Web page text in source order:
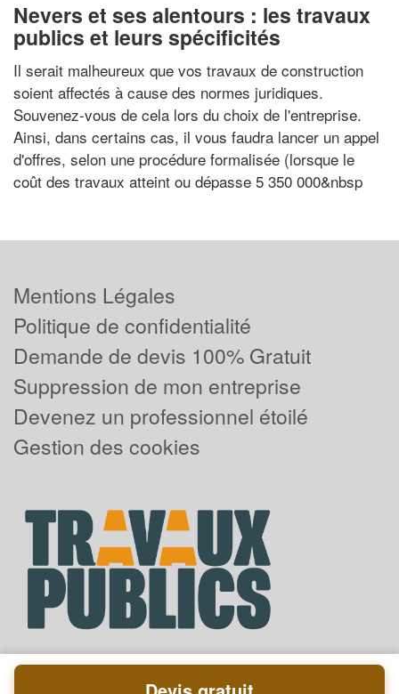
Nevers et ses alentours : les travaux
publics et leurs spécificités
Il serait malheureux que vos travaux de construction
soient affectés à cause des normes juridiques.
Souvenez-vous de cela lors du choix de l'entreprise.
Ainsi, dans certains cas, il vous faudra lancer un appel
d'offres, selon une procédure formalisée (lorsque le
coût des travaux atteint ou dépasse 5 350 000&nbsp
Mentions Légales
Politique de confidentialité
Demande de devis 100% Gratuit
Suppression de mon entreprise
Devenez un professionnel étoilé
Gestion des cookies